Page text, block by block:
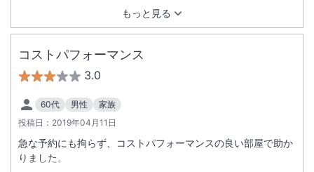
もっと見る
コストパフォーマンス
3.0
60代 男性
家族
投稿日： 2019年04月11日
急な予約にも拘らず、コストパフォーマンスの良い部屋で助か
りました。